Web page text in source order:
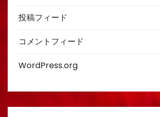
投稿フィード
コメントフィード
WordPress.org